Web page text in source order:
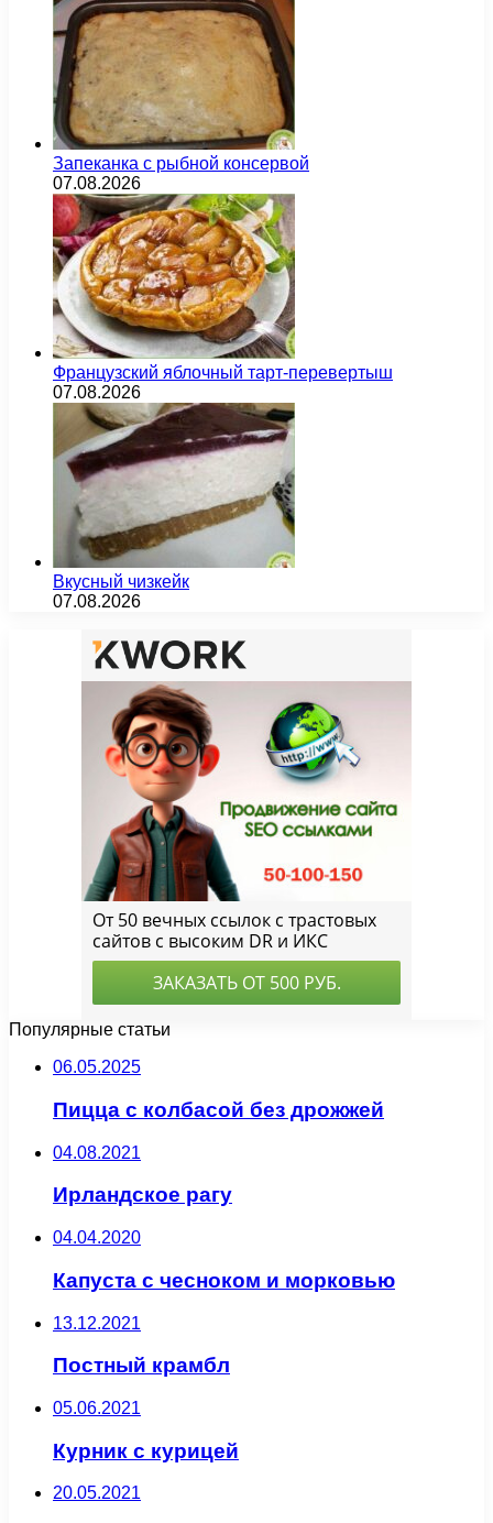
Запеканка с рыбной консервой
07.08.2026
Французский яблочный тарт-перевертыш
07.08.2026
Вкусный чизкейк
07.08.2026
Популярные статьи
06.05.2025
Пицца с колбасой без дрожжей
04.08.2021
Ирландское рагу
04.04.2020
Капуста с чесноком и морковью
13.12.2021
Постный крамбл
05.06.2021
Курник с курицей
20.05.2021